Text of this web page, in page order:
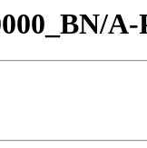
A-